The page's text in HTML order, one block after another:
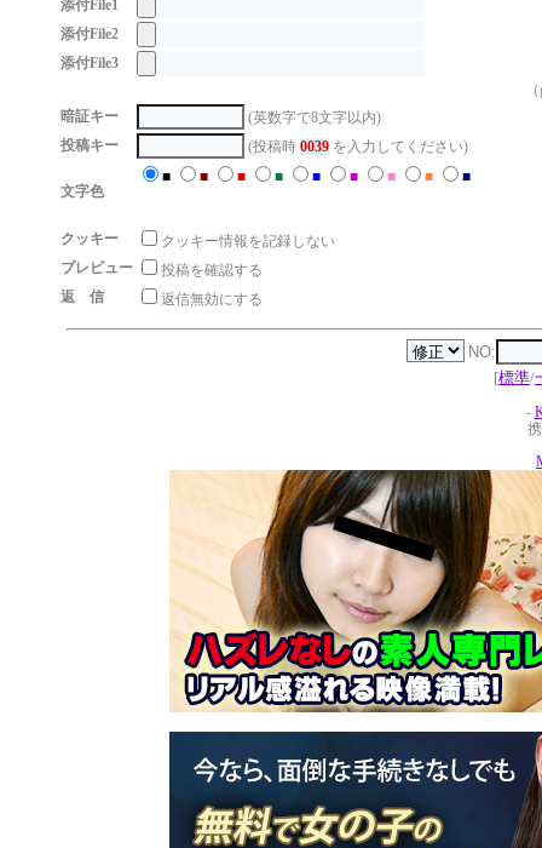
添付File1
添付File2
添付File3
暗証キー
(英数字で8文字以内)
投稿キー
(投稿時 0039 を入力してください)
文字色
■ ■ ■ ■ ■ ■ ■ ■ ■
クッキー
クッキー情報を記録しない
プレビュー
投稿を確認する
返 信
返信無効にする
NO:
[標準/
-